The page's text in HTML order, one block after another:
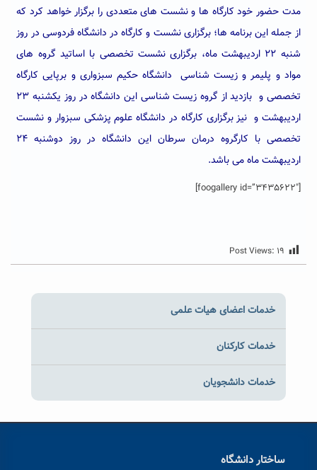
مدت حضور خود کارگاه ها و نشست های متعددی را برگزار خواهد کرد که
از جمله این برنامه ها؛ برگزاری نشست و کارگاه در دانشگاه فردوسی در روز
شنبه ۲۲ اردیبهشت ماه، برگزاری نشست تخصصی با اساتید گروه های
مواد و پلیمر و زیست شناسی دانشگاه حکیم سبزواری و برپایی کارگاه
تخصصی و بازدید از گروه زیست شناسی این دانشگاه در روز یکشنبه ۲۳
اردیبهشت و نیز برگزاری کارگاه در دانشگاه علوم پزشکی سبزوار و نشست
تخصصی با کارگروه درمان سرطان این دانشگاه در روز دوشنبه ۲۴
اردیبهشت ماه می باشد.
[foogallery id=”3435622″]
Post Views: ۱۹
خدمات اعضای هیات علمی
خدمات کارکنان
خدمات دانشجویان
ساختار دانشگاه